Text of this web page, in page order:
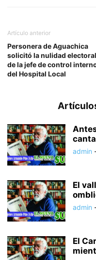
Artículo anterior
Personera de Aguachica
solicitó la nulidad electoral
de la jefe de control
del Hospital Local
admin
El
admin
El